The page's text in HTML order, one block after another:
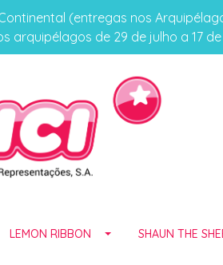
(entregas nos
arquipélagos de 29 de julho a 17
LEMON RIBBON SHAUN THE